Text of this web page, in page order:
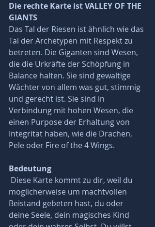
Die rechte Karte ist VALLEY OF THE
GIANTS
Das Tal der Riesen ist ähnlich wie das
Tal der Archetypen mit Respekt zu
betreten. Die Giganten sind Wesen,
die die Urkräfte der Schöpfung in
Balance halten. Sie sind gewaltige
Wächter von allem was gut, stimmig
und gerecht ist. Sie sind in
Verbindung mit hohen Wesen, die
einen Purpose der Erhaltung von
Integrität haben, wie die Drachen,
Pele oder Fire of the 4 Wings.
Bedeutung
möglicherweise um machtvollen
Beistand gebeten hast, du oder
deine Seele, dein magisches Kind